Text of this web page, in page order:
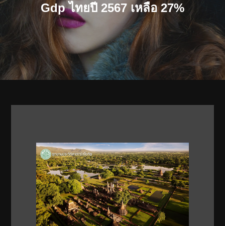
Gdp ไทยปี 2567 เหลือ 27%